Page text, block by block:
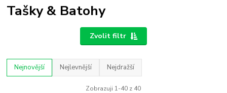
Tašky & Batohy
Zvolit filtr
Nejnovější Nejlevnější Nejdražší
Zobrazuji 1-40 z 40